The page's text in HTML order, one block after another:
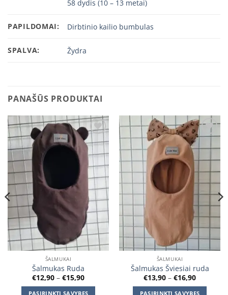
58 dydis (10 – 13 metai)
PAPILDOMAI: Dirbtinio kailio bumbulas
SPALVA: Žydra
PANAŠŪS PRODUKTAI
Add to
wishlist
ŠALMUKAI
Šalmukas Ruda
€12,90 – €15,90Price
€12,90
PASIRINKTI SAVYBES
Add to
wishlist
ŠALMUKAI
Šalmukas Šviesiai ruda
€13,90 – €16,90Price
€13,90
PASIRINKTI SAVYBES